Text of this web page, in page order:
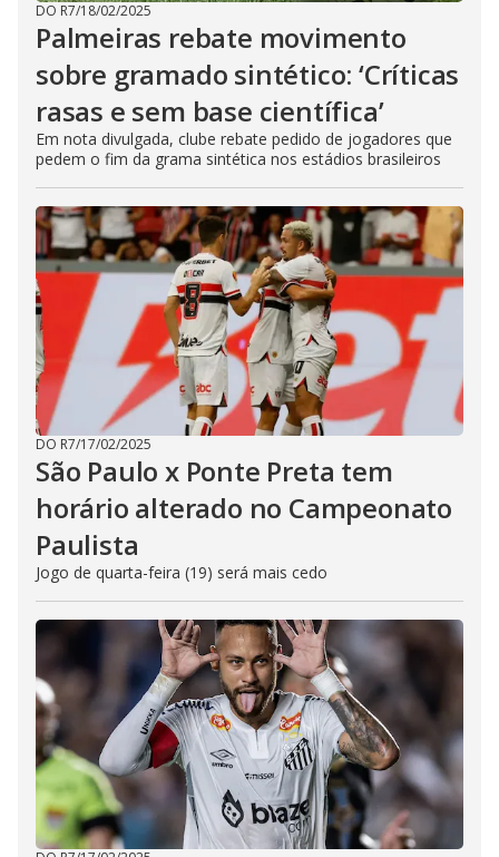
DO R7/18/02/2025
Palmeiras rebate movimento
sobre gramado sintético: ‘Críticas
rasas e sem base científica’
Em nota divulgada, clube rebate pedido de jogadores que
pedem o fim da grama sintética nos estádios brasileiros
DO R7/17/02/2025
São Paulo x Ponte Preta tem
horário alterado no Campeonato
Paulista
Jogo de quarta-feira (19) será mais cedo